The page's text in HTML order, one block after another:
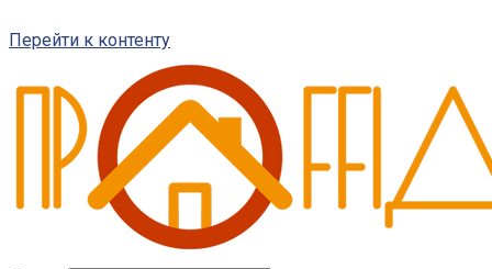
Перейти к контенту